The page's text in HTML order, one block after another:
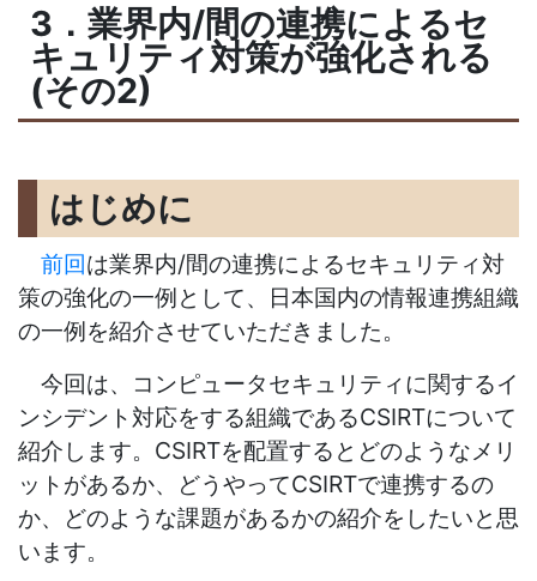
3．業界内/間の連携によるセ
キュリティ対策が強化される
(その2)
はじめに
前回は業界内/間の連携によるセキュリティ対
策の強化の一例として、日本国内の情報連携組織
の一例を紹介させていただきました。
今回は、コンピュータセキュリティに関するイ
ンシデント対応をする組織であるCSIRTについて
紹介します。CSIRTを配置するとどのようなメリ
ットがあるか、どうやってCSIRTで連携するの
か、どのような課題があるかの紹介をしたいと思
います。